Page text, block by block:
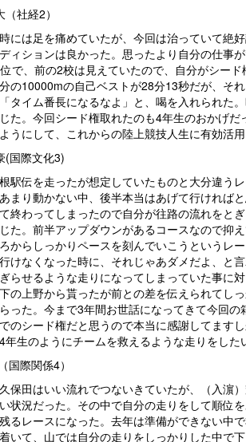
社経2）
には足を痛めていたが、今回は治っていて絶
ィションは良かった。思ったより自分の仕事
で、前の2校は見えていたので、自分がシー
の10000mの自己ベストが28分13秒だが、そ
タイム番長になるなよ」と、喝を入れられた
た。今回シード権取れたのも4年生のおかげ
うにして、これからの陸上競技人生に有効活用
国際文化3)
駅伝を走ったが想定していたものと大分違う
まり動かない中、後半本当はあげて行ければ
終わってしまったので自分が往路の流れをと
た。前半アップダウンがあるコースなので抑
からしっかりペースを刻んでいこうというレ
けなくなった時に、それじゃあダメだよ、と
らせるような走りになってしまっていた事に
の上野から貰ったが前との差を伝えられてし
った。今まで3年間お世話になってきて今回
のシード権だと思うので本当に感謝してます
生のようにチームを救えるような走りをした
国際関係4）
保田はいい流れでつないきていたが、（入濵
状況だった。その中で自分の走りをして順位
るレースになった。去年は準備ができない中
いて、山では自分の走りをしっかりした中で